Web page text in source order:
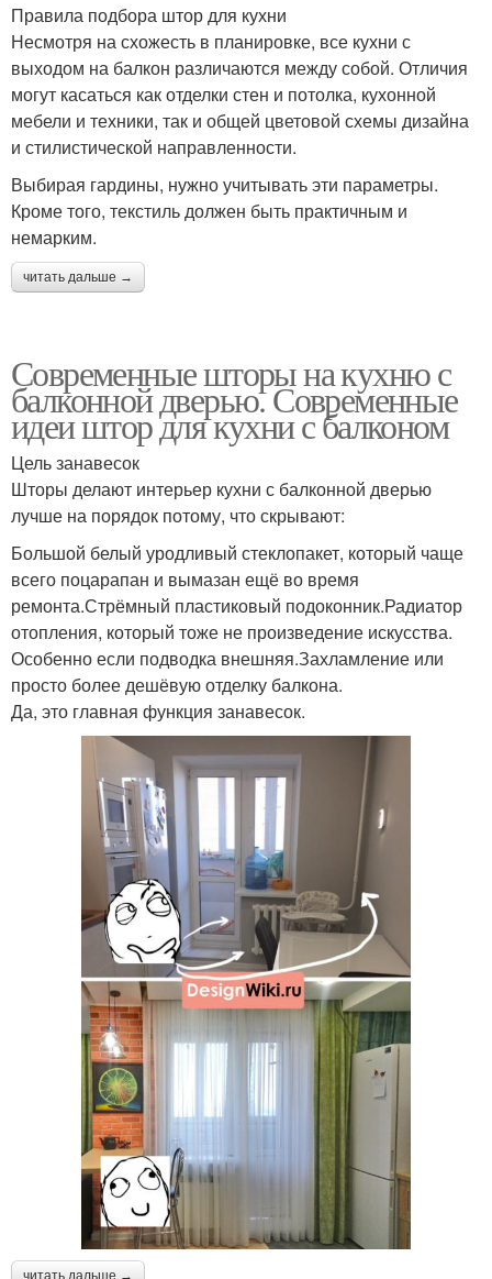
Правила подбора штор для кухни
Несмотря на схожесть в планировке, все кухни с
выходом на балкон различаются между собой. Отличия
могут касаться как отделки стен и потолка, кухонной
мебели и техники, так и общей цветовой схемы дизайна
и стилистической направленности.
Выбирая гардины, нужно учитывать эти параметры.
Кроме того, текстиль должен быть практичным и
немарким.
читать дальше →
Современные шторы на кухню с
балконной дверью. Современные
идеи штор для кухни с балконом
Цель занавесок
Шторы делают интерьер кухни с балконной дверью
лучше на порядок потому, что скрывают:
Большой белый уродливый стеклопакет, который чаще
всего поцарапан и вымазан ещё во время
ремонта.Стрёмный пластиковый подоконник.Радиатор
отопления, который тоже не произведение искусства.
Особенно если подводка внешняя.Захламление или
просто более дешёвую отделку балкона.
Да, это главная функция занавесок.
читать дальше →